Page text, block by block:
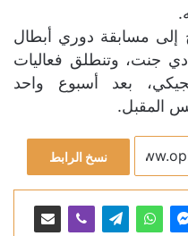
إلى مسابقة دوري أبطال
جنت، وتنطلق فعاليات
بعد أسبوع واحد
المقبل.
نسخ الرابط